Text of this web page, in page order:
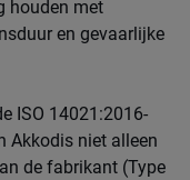
houden met
en gevaarlijke
ISO 14021:2016-
Akkodis niet alleen
de fabrikant (Type